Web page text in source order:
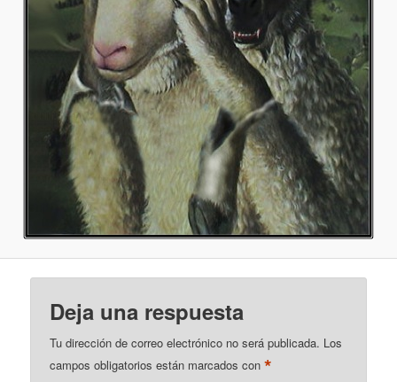
Deja una respuesta
Tu dirección de correo electrónico no será publicada. Los
campos obligatorios están marcados con*